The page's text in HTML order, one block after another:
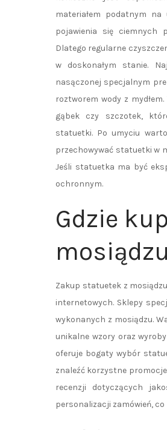
materiałem podatnym
pojawienia się ciemnych
Dlatego regularne
w doskonałym stanie.
nasączonej specjalnym
roztworem wody z
gąbek czy szczotek,
statuetki. Po umyciu
przechowywać statuetki w
Jeśli statuetka ma być
ochronnym.
Gdzie
Zakup statuetek z
internetowych. Sklepy
wykonanych z mosiądzu.
unikalne wzory oraz
oferuje bogaty wybór
znaleźć korzystne
recenzji dotyczących
personalizacji zamówień,